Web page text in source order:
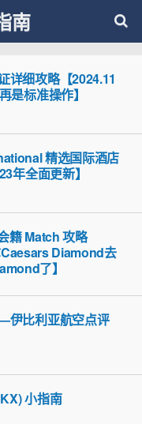
南
详细攻略【2024.11
是标准操作】
精选国际酒店
年全面更新】
籍 Match 攻略
Caesars Diamond去
了】
比利亚航空点评
小指南